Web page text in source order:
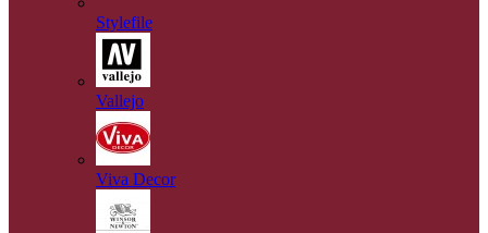
Stylefile
Vallejo
Viva Decor